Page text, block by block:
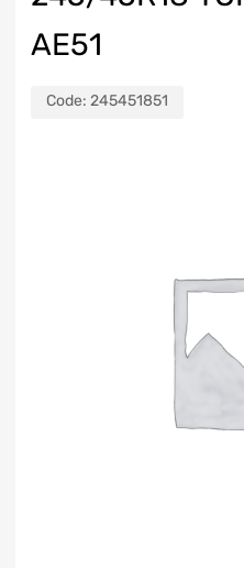
AE51
Code: 245451851